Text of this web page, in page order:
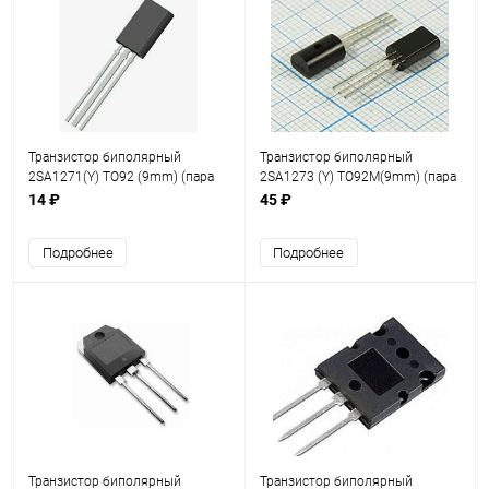
Транзистор биполярный
2SA1271(Y) TO92 (9mm) (пара
2SC3203)
14 ₽
Подробнее
Транзистор биполярный
2SA1273 (Y) TO92M(9mm) (пара
2SC3205)
45 ₽
Подробнее
Транзистор биполярный Транзистор биполярный